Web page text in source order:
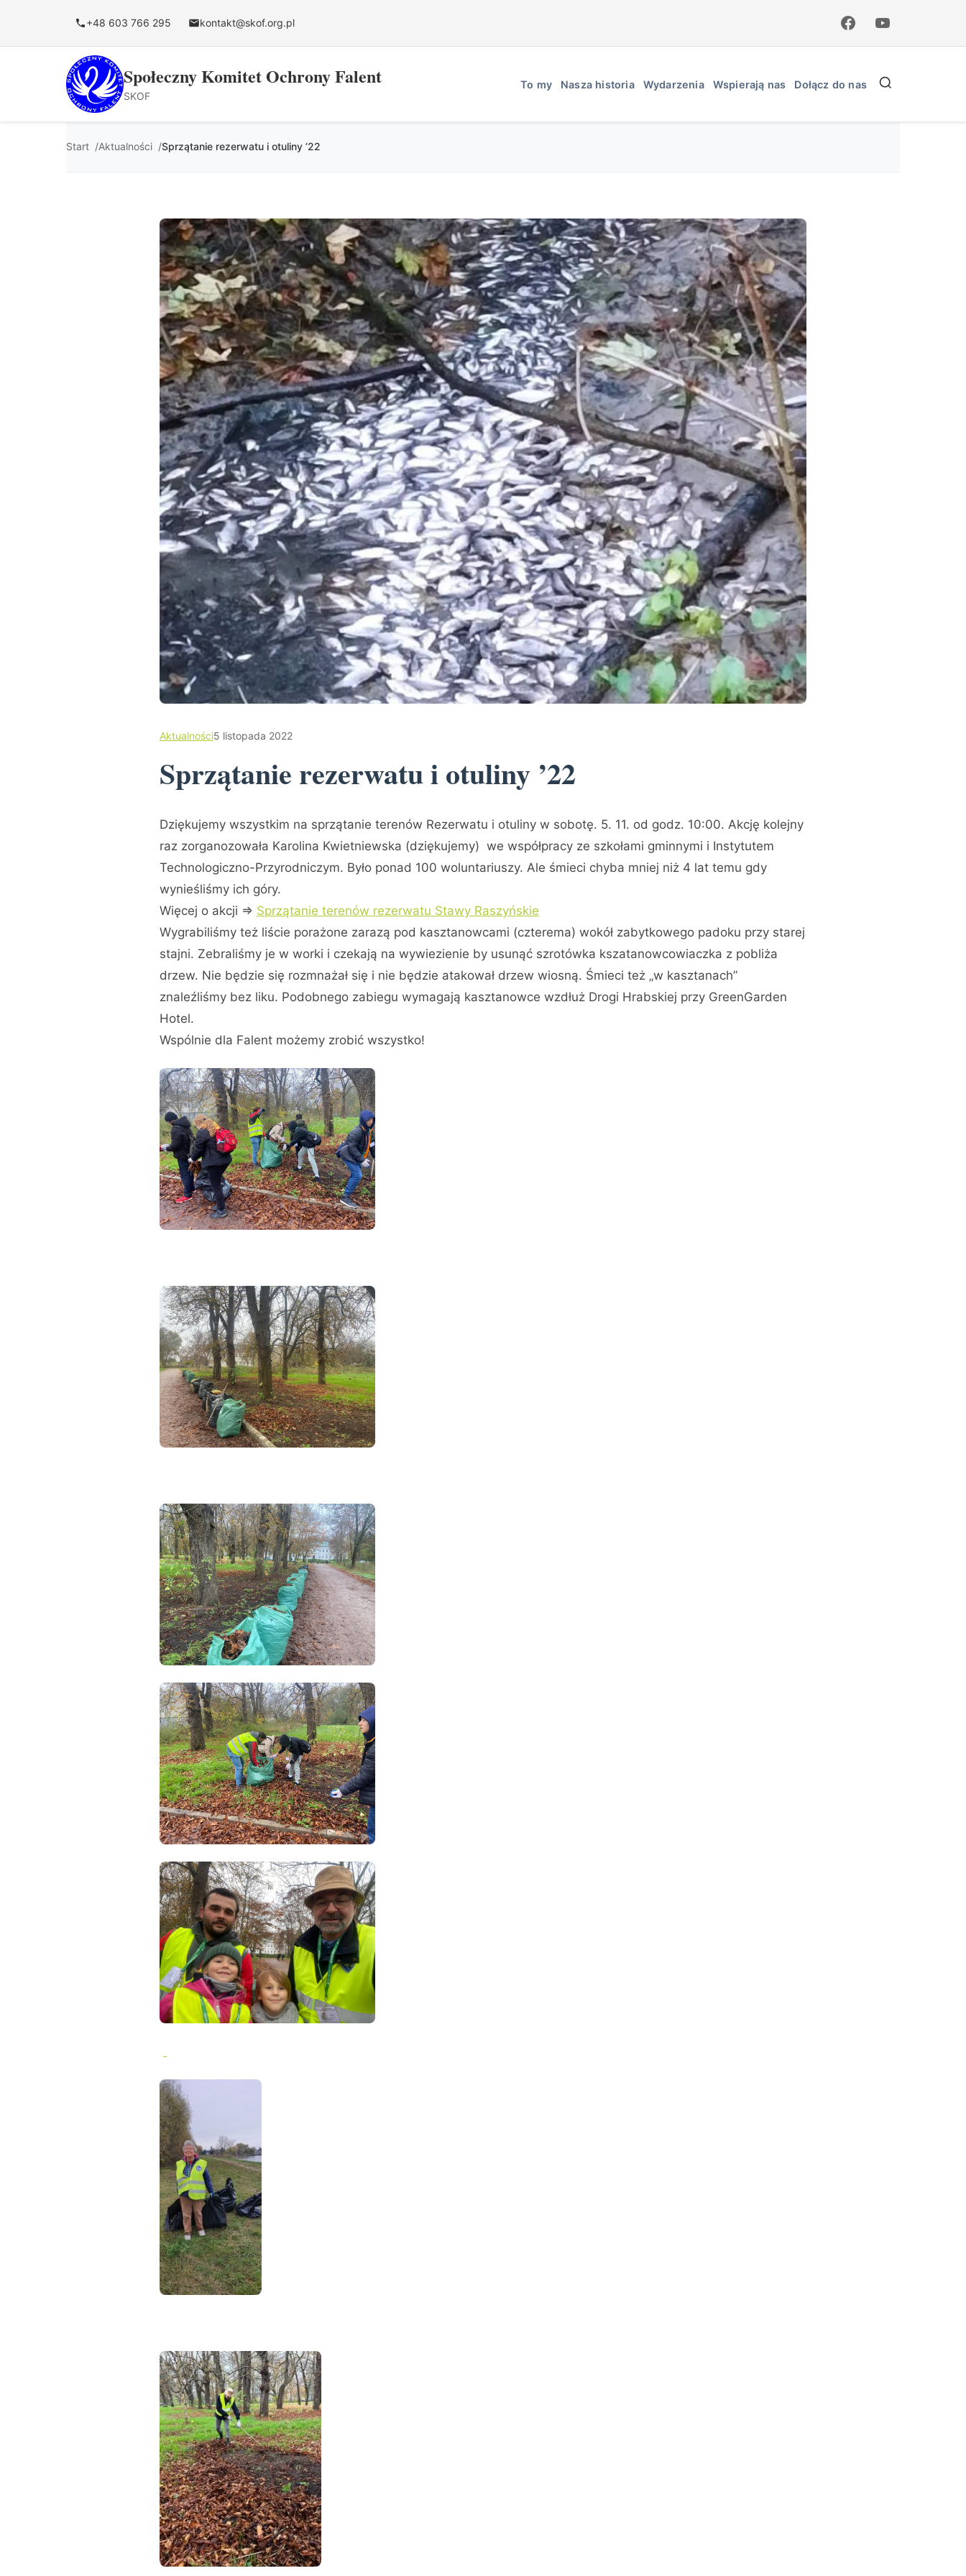
+48 603 766 295 kontakt@skof.org.pl
Społeczny Komitet Ochrony Falent
SKOF
To my Nasza historia Wydarzenia Wspierają nas Dołącz do nas
Start Aktualności Sprzątanie rezerwatu i otuliny ’22
Aktualności5 listopada 2022
Sprzątanie rezerwatu i otuliny ’22
Dziękujemy wszystkim na sprzątanie terenów Rezerwatu i otuliny w sobotę. 5. 11. od godz. 10:00. Akcję kolejny
raz zorganozowała Karolina Kwietniewska (dziękujemy) we współpracy ze szkołami gminnymi i Instytutem
Technologiczno-Przyrodniczym. Było ponad 100 woluntariuszy. Ale śmieci chyba mniej niż 4 lat temu gdy
wynieśliśmy ich góry.
Więcej o akcji => Sprzątanie terenów rezerwatu Stawy Raszyńskie
Wygrabiliśmy też liście porażone zarazą pod kasztanowcami (czterema) wokół zabytkowego padoku przy starej
stajni. Zebraliśmy je w worki i czekają na wywiezienie by usunąć szrotówka kszatanowcowiaczka z pobliża
drzew. Nie będzie się rozmnażał się i nie będzie atakował drzew wiosną. Śmieci też „w kasztanach”
znaleźliśmy bez liku. Podobnego zabiegu wymagają kasztanowce wzdłuż Drogi Hrabskiej przy GreenGarden
Hotel.
Wspólnie dla Falent możemy zrobić wszystko!